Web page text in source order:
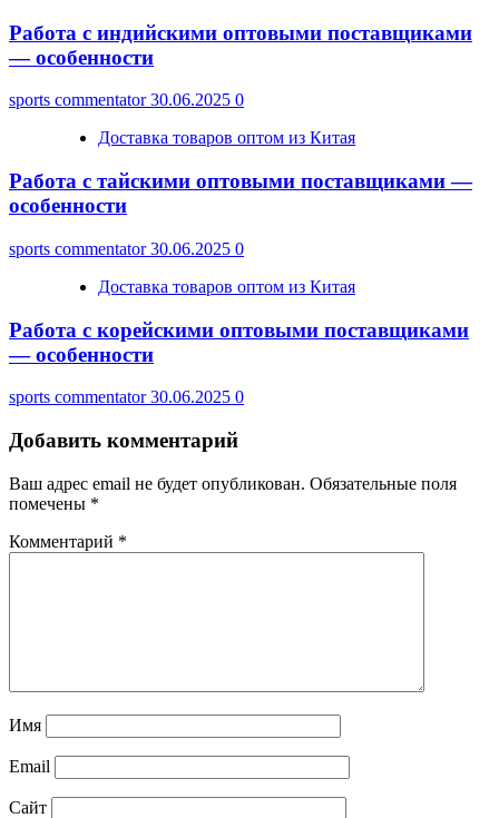
Работа с индийскими оптовыми поставщиками
— особенности
sports commentator30.06.2025 0
Доставка товаров оптом из Китая
Работа с тайскими оптовыми поставщиками —
особенности
sports commentator30.06.2025 0
Доставка товаров оптом из Китая
Работа с корейскими оптовыми поставщиками
— особенности
sports commentator30.06.2025 0
Добавить комментарий
Ваш адрес email не будет опубликован. Обязательные поля
помечены *
Комментарий *
Имя
Email
Сайт